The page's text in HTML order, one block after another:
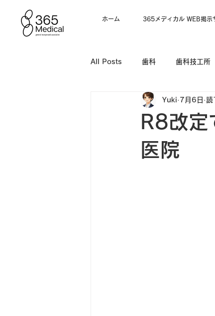
ホーム 365メディカル WEB掲示
All Posts 歯科 歯科技工所
電子カルテ
R8改定
医院
Yuki 7月6日 読